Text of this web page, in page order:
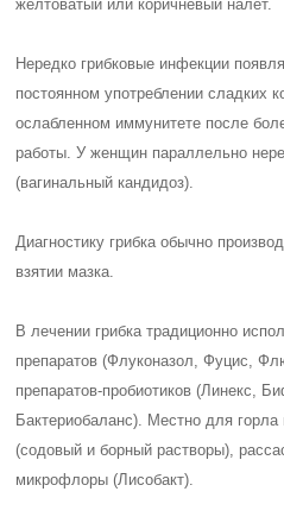
желтоватый или коричневый налет.
Нередко грибковые инфекции
постоянном употреблении сладких
ослабленном иммунитете после
работы. У женщин параллельно
(вагинальный кандидоз).
Диагностику грибка обычно
взятии мазка.
В лечении грибка традиционно
препаратов (Флуконазол, Фуцис,
препаратов-пробиотиков (Линекс,
Бактериобаланс). Местно для горла
(содовый и борный растворы),
микрофлоры (Лисобакт).